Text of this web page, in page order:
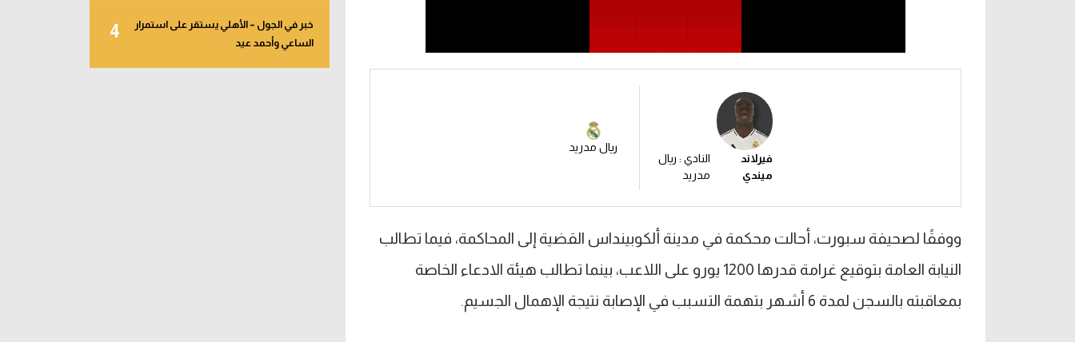
فيرلاند
ميندي
النادي : ريال
مدريد
ريال مدريد
ووفقًا لصحيفة سبورت، أحالت محكمة في مدينة ألكوبينداس القضية إلى المحاكمة، فيما تطالب
النيابة العامة بتوقيع غرامة قدرها 1200 يورو على اللاعب، بينما تطالب هيئة الادعاء الخاصة
بمعاقبته بالسجن لمدة 6 أشهر بتهمة التسبب في الإصابة نتيجة الإهمال الجسيم.
4
خبر في الجول – الأهلي يستقر على استمرار
الساعي وأحمد عيد